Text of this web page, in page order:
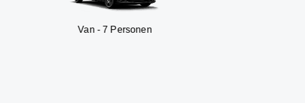
Van - 7 Personen SUV - 3